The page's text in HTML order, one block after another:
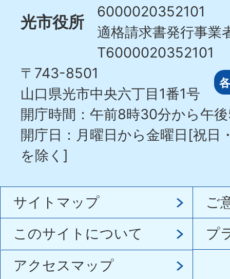
光市役所
6000020352101
適格請求書発行事業
T6000020352101
〒743-8501
山口県光市中央六丁目1番1号
開庁時間：午前8時30分から午
開庁日：月曜日から金曜日[祝日
を除く]
サイトマップ
ご
このサイトについて
プ
アクセスマップ